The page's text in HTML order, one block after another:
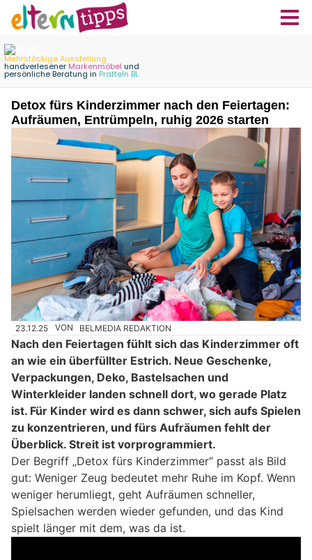
Detox fürs Kinderzimmer nach den Feiertagen:
Aufräumen, Entrümpeln, ruhig 2026 starten
23.12.25 VON BELMEDIA REDAKTION
Nach den Feiertagen fühlt sich das Kinderzimmer oft
an wie ein überfüllter Estrich. Neue Geschenke,
Verpackungen, Deko, Bastelsachen und
Winterkleider landen schnell dort, wo gerade Platz
ist. Für Kinder wird es dann schwer, sich aufs Spielen
zu konzentrieren, und fürs Aufräumen fehlt der
Überblick. Streit ist vorprogrammiert.
Der Begriff „Detox fürs Kinderzimmer“ passt als Bild
gut: Weniger Zeug bedeutet mehr Ruhe im Kopf. Wenn
weniger herumliegt, geht Aufräumen schneller,
Spielsachen werden wieder gefunden, und das Kind
spielt länger mit dem, was da ist.